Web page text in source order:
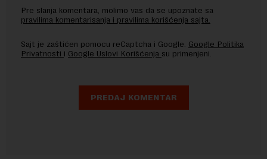
Pre slanja komentara, molimo vas da se upoznate sa
pravilima komentarisanja i pravilima korišćenja sajta.
Sajt je zaštićen pomocu reCaptcha i Google. Google Politika
Privatnosti i Google Uslovi Korišćenja su primenjeni.